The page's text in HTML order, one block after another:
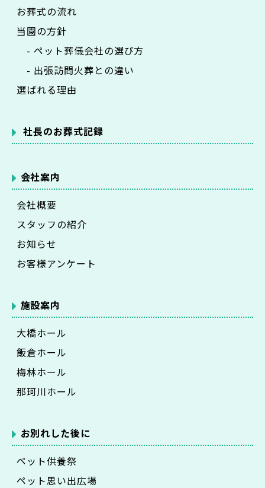
お葬式の流れ
当園の方針
- ペット葬儀会社の選び方
- 出張訪問火葬との違い
選ばれる理由
社長のお葬式記録
会社案内
会社概要
スタッフの紹介
お知らせ
お客様アンケート
施設案内
大橋ホール
飯倉ホール
梅林ホール
那珂川ホール
お別れした後に
ペット供養祭
ペット思い出広場